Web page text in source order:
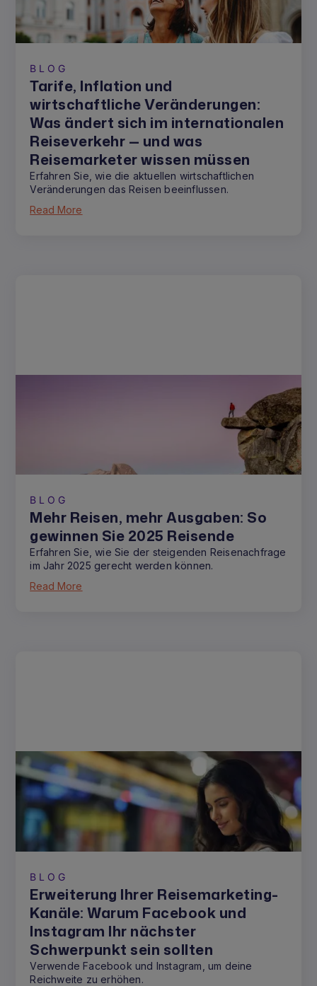
BLOG
Tarife, Inflation und
wirtschaftliche Veränderungen:
Was ändert sich im internationalen
Reiseverkehr — und was
Reisemarketer wissen müssen
Erfahren Sie, wie die aktuellen wirtschaftlichen
Veränderungen das Reisen beeinflussen.
Read More
BLOG
Mehr Reisen, mehr Ausgaben: So
gewinnen Sie 2025 Reisende
Erfahren Sie, wie Sie der steigenden Reisenachfrage
im Jahr 2025 gerecht werden können.
Read More
BLOG
Erweiterung Ihrer Reisemarketing-
Kanäle: Warum Facebook und
Instagram Ihr nächster
Schwerpunkt sein sollten
Verwende Facebook und Instagram, um deine
Reichweite zu erhöhen.